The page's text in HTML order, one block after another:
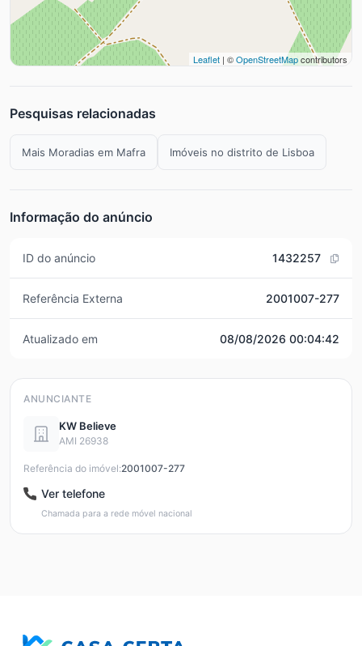
Leaflet | ©OpenStreetMapcontributors
Pesquisas relacionadas
Mais Moradias em Mafra Imóveis no distrito de Lisboa
Informação do anúncio
ID do anúncio 1432257
Referência Externa 2001007-277
Atualizado em 08/08/2026 00:04:42
ANUNCIANTE
KW Believe
AMI 26938
Referência do imóvel:2001007-277
Ver telefone
Chamada para a rede móvel nacional